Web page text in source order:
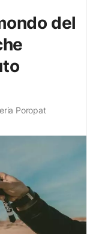
del
Poropat